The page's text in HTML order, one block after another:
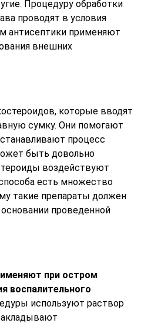
Процедуру обработки
проводят в условия
антисептики применяют
внешних
которые вводят
сумку. Они помогают
процесс
быть довольно
воздействуют
есть множество
такие препараты должен
основании проведенной
при остром
воспалительного
используют раствор